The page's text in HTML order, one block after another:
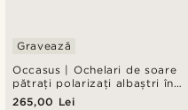
Occasus | Ochelari de soare
pătrați polarizați albaștri în
stil aviator
Gravează
265,00 Lei